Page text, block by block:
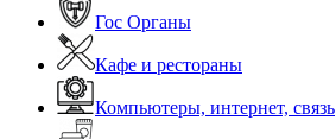
Гос Органы
Кафе и рестораны
Компьютеры, интернет, связь